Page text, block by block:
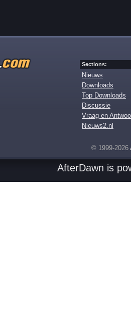
Sections:
Nieuws
Downloads
Top Downloads
Discussie
Vraag en
Nieuws2.nl
© 1999-2026
AfterDawn is